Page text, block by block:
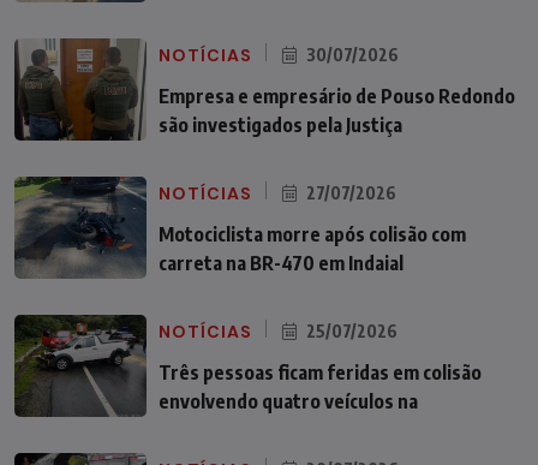
NOTÍCIAS 30/07/2026
Empresa e empresário de Pouso Redondo
são investigados pela Justiça
NOTÍCIAS 27/07/2026
Motociclista morre após colisão com
carreta na BR-470 em Indaial
NOTÍCIAS 25/07/2026
Três pessoas ficam feridas em colisão
envolvendo quatro veículos na